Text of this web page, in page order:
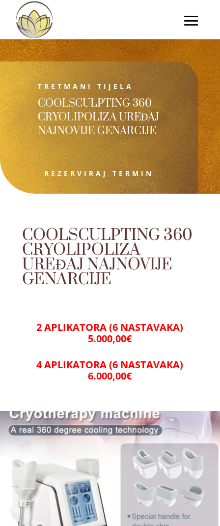
TRETMANI TIJELA
COOLSCULPTING 360
CRYOLIPOLIZA UREĐAJ
NAJNOVIJE GENARCIJE
REZERVIRAJ TERMIN
COOLSCULPTING 360
CRYOLIPOLIZA
UREĐAJ NAJNOVIJE
GENARCIJE
2 APLIKATORA (6 NASTAVAKA)
5.000,00€
4 APLIKATORA (6 NASTAVAKA)
6.000,00€